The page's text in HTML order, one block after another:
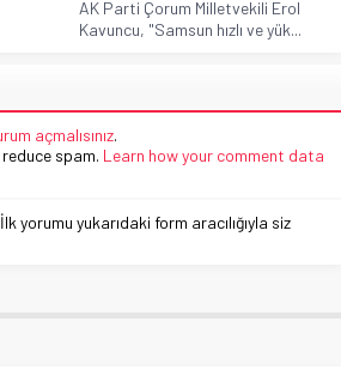
AK Parti Çorum Milletvekili Erol
Kavuncu, "Samsun hızlı ve yük...
açmalısınız.
spam. Learn how your comment data
yorumu yukarıdaki form aracılığıyla siz